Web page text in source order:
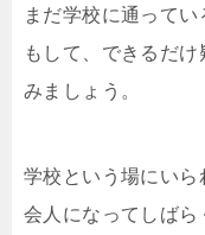
まだ学校に通って
もして、できるだ
みましょう。
学校という場にい
会人になってしばら